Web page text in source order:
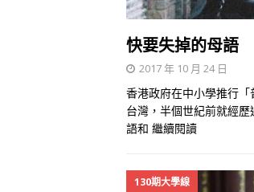
快要失掉的母語
2017 年 10 月 24 日
香港政府在中小學推行
台灣，半個世紀前就經
語和 繼續閱讀
130期大學線